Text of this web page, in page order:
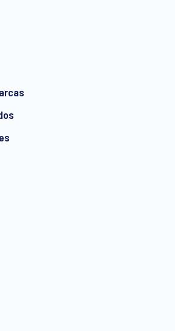
products and services including
and articles from Ipsos. You may
at any time with effect for the future.